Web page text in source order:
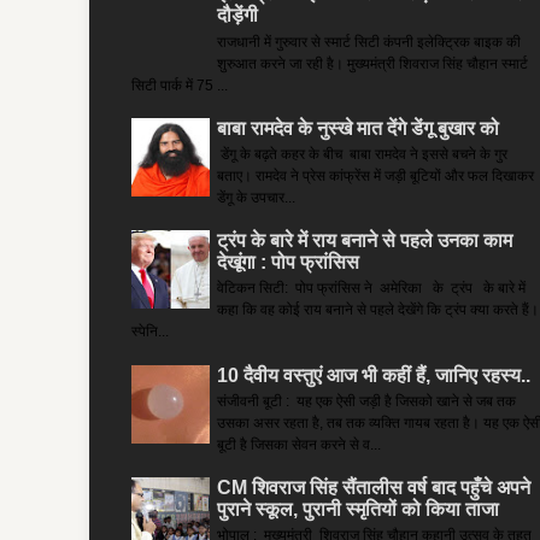
दौड़ेंगी
राजधानी में गुरुवार से स्मार्ट सिटी कंपनी इलेक्ट्रिक बाइक की
शुरुआत करने जा रही है। मुख्यमंत्री शिवराज सिंह चौहान स्मार्ट
सिटी पार्क में 75 ...
बाबा रामदेव के नुस्खे मात देंगे डेंगू बुखार को
डेंगू के बढ़ते कहर के बीच बाबा रामदेव ने इससे बचने के गुर
बताए। रामदेव ने प्रेस कांफ्रेंस में जड़ी बूटियों और फल दिखाकर
डेंगू के उपचार...
ट्रंप के बारे में राय बनाने से पहले उनका काम
देखूंगा : पोप फ्रांसिस
वेटिकन सिटी: पोप फ्रांसिस ने अमेरिका के ट्रंप के बारे में
कहा कि वह कोई राय बनाने से पहले देखेंगे कि ट्रंप क्या करते हैं।
स्पेनि...
10 दैवीय वस्तुएं आज भी कहीं हैं, जानिए रहस्य..
संजीवनी बूटी : यह एक ऐसी जड़ी है जिसको खाने से जब तक
उसका असर रहता है, तब तक व्यक्ति गायब रहता है। यह एक
बूटी है जिसका सेवन करने से व...
CM शिवराज सिंह सैंतालीस वर्ष बाद पहुँचे अपने
पुराने स्कूल, पुरानी स्मृतियों को किया ताजा
भोपाल : मुख्यमंत्री शिवराज सिंह चौहान कहानी उत्सव के तहत